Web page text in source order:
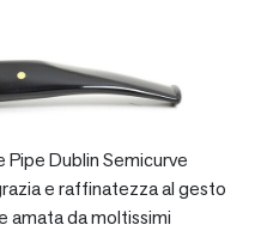
Pipe Dublin Semicurve
e raffinatezza al gesto
amata da moltissimi